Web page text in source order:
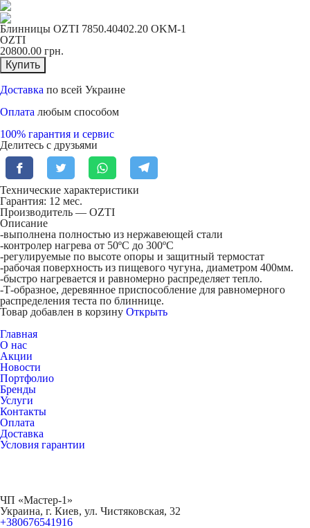
Блинницы OZTI 7850.40402.20 OKM-1
OZTI
20800.00 грн.
Купить
Доставка по всей Украине
Оплата любым способом
100% гарантия и сервис
Делитесь с друзьями
Технические характеристики
Гарантия: 12 мес.
Производитель — OZTI
Описание
-выполнена полностью из нержавеющей стали
-контролер нагрева от 50ºС до 300ºС
-регулируемые по высоте опоры и защитный термостат
-рабочая поверхность из пищевого чугуна, диаметром 400мм.
-быстро нагревается и равномерно распределяет тепло.
-Т-образное, деревянное приспособление для равномерного
распределения теста по блиннице.
Товар добавлен в корзину Открыть
Главная
О нас
Акции
Новости
Портфолио
Бренды
Услуги
Контакты
Оплата
Доставка
Условия гарантии
ЧП «Мастер-1»
Украина, г. Киев, ул. Чистяковская, 32
+380676541916